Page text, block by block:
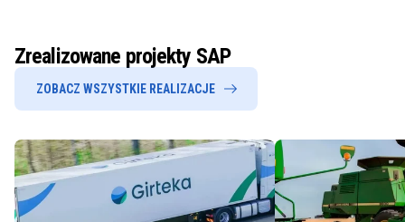
Zrealizowane projekty SAP
ZOBACZ WSZYSTKIE REALIZACJE